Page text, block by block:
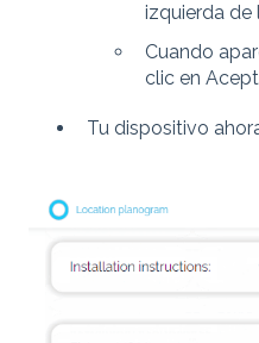
izquierda de
Cuando
clic en
Tu dispositivo